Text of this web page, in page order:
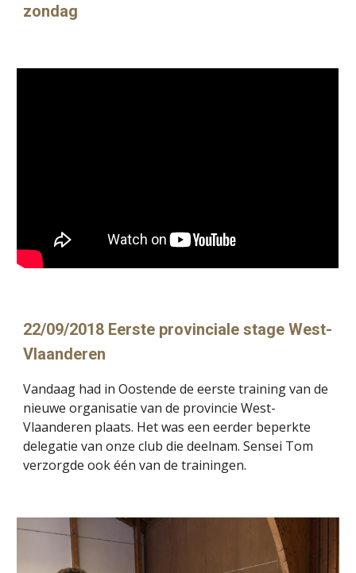
zondag
22/09/2018 Eerste provinciale stage West-
Vlaanderen
Vandaag had in Oostende de eerste training van de
nieuwe organisatie van de provincie West-
Vlaanderen plaats. Het was een eerder beperkte
delegatie van onze club die deelnam. Sensei Tom
verzorgde ook één van de trainingen.